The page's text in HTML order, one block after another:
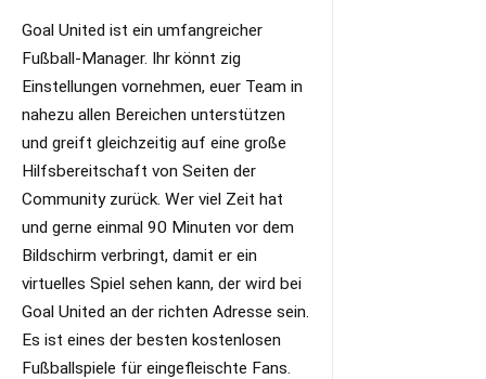
Goal United ist ein umfangreicher
Fußball-Manager. Ihr könnt zig
Einstellungen vornehmen, euer Team in
nahezu allen Bereichen unterstützen
und greift gleichzeitig auf eine große
Hilfsbereitschaft von Seiten der
Community zurück. Wer viel Zeit hat
und gerne einmal 90 Minuten vor dem
Bildschirm verbringt, damit er ein
virtuelles Spiel sehen kann, der wird bei
Goal United an der richten Adresse sein.
Es ist eines der besten kostenlosen
Fußballspiele für eingefleischte Fans.